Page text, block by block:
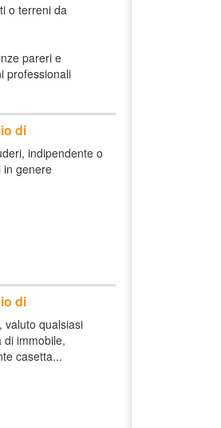
o terreni da
pareri e
professionali
di
indipendente o
in genere
di
valuto qualsiasi
di immobile,
casetta...